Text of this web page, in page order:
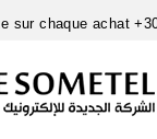
sur chaque